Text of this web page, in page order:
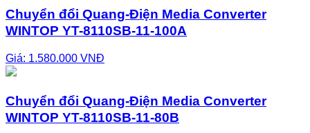
Chuyển đổi Quang-Điện Media Converter
WINTOP YT-8110SB-11-100A
Giá: 1.580.000 VNĐ
Chuyển đổi Quang-Điện Media Converter
WINTOP YT-8110SB-11-80B